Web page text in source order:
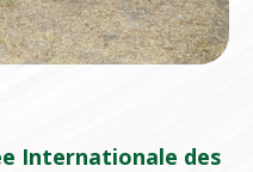
Internationale des